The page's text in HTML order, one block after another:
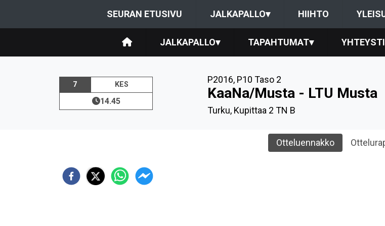
SEURAN ETUSIVU JALKAPALLO▾ HIIHTO
JALKAPALLO▾ TAPAHTUMAT▾
7 KES
14.45
P2016, P10 Taso 2
KaaNa/Musta - LTU Musta
Turku, Kupittaa 2 TN B
Otteluennakko